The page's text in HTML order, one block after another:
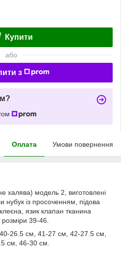
Купити
або
з
Оплата Умови повернення
халява) модель 2, виготовлені
нубук із просоченням, підова
язик клапан тканина
39-46.
26.5 см, 41-27 см, 42-27.5 см,
см, 46-30 см.